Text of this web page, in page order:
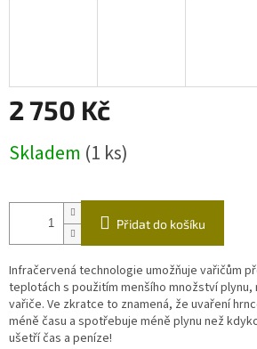
2 750 Kč
cena:
Skladem (1 ks)
Přidat do košíku
Infračervená technologie umožňuje vařičům
teplotách s použitím menšího množství plynu,
vařiče. Ve zkratce to znamená, že uvaření
méně času a spotřebuje méně plynu než
ušetří čas a peníze!